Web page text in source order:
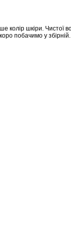
колір шкіри. Чистої
побачимо у